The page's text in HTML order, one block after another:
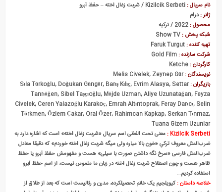
نام سریال :Kizilcik Serbeti / شربت زغال اخته – حفظ آبرو
ژانر :درام
محصول :2022 / ترکیه
شبکه پخش :Show TV
تهیه کننده :Faruk Turgut
شرکت سازنده :Gold Film
کارگردان :Ketche
نویسندگان :Melis Civelek, Zeynep Gür
بازیگران :Sıla Türkoğlu, Doğukan Güngör, Barış Kılıç, Evrim Alasya, Settar
Tanrıöğen, Sibel Taşçıoğlu, Müjde Uzman, Aliye Uzunatağan, Feyza
Civelek, Ceren Yalazoğlu Karakoç, Emrah Altıntoprak, Feray Darıcı, Selin
Türkmen, Özlem Çakar, Oral Özer, Rahimcan Kapkap, Serkan Tınmaz,
Tuana Gizem Uzunlar
Kizilcik Serbeti : معنی تحت الفظی اسم سریال «شربت زغال اخته» است که اشاره دارد به
ضرب‌المثل معروف ترکیِ «خون بالا میاره ولی میگه شربت زغال اخته خوردم» که دقیقا معادل
ضرب‌المثل فارسی «سرخ نگه داشتن صورت با سیلی» هست و مفهومش حفظ آبرو یا حفظ
ظاهر هست و چون اصطلاح شربت زغال اخته در زبان ما ملموس نیست، از اسم حفظ آبرو
استفاده کردیم…
خلاصه داستان :کیویلجیم یک خانم تحصیلکرده، مدرن و رئالیست است که بعد از طلاق از